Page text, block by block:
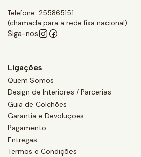
Telefone: 255865151
(chamada para a rede fixa nacional)
Siga-nos
Ligações
Quem Somos
Design de Interiores / Parcerias
Guia de Colchões
Garantia e Devoluções
Pagamento
Entregas
Termos e Condições